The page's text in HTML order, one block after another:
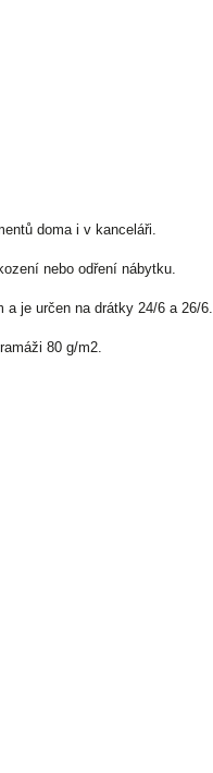
doma i v kanceláři.
nebo odření nábytku.
je určen na drátky 24/6 a 26/6.
80 g/m2.